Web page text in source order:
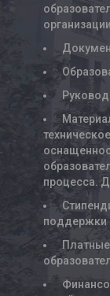
процесса.
поддержки
Платные